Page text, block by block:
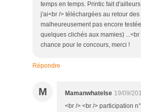
temps en temps. Printic fait
j'ai<br /> téléchargées au retour
malheureusement pas encore
quelques clichés aux mamies)
chance pour le concours, merci !
Répondre
M Mamanwhatelse 19/09/
<br /> <br /> participation